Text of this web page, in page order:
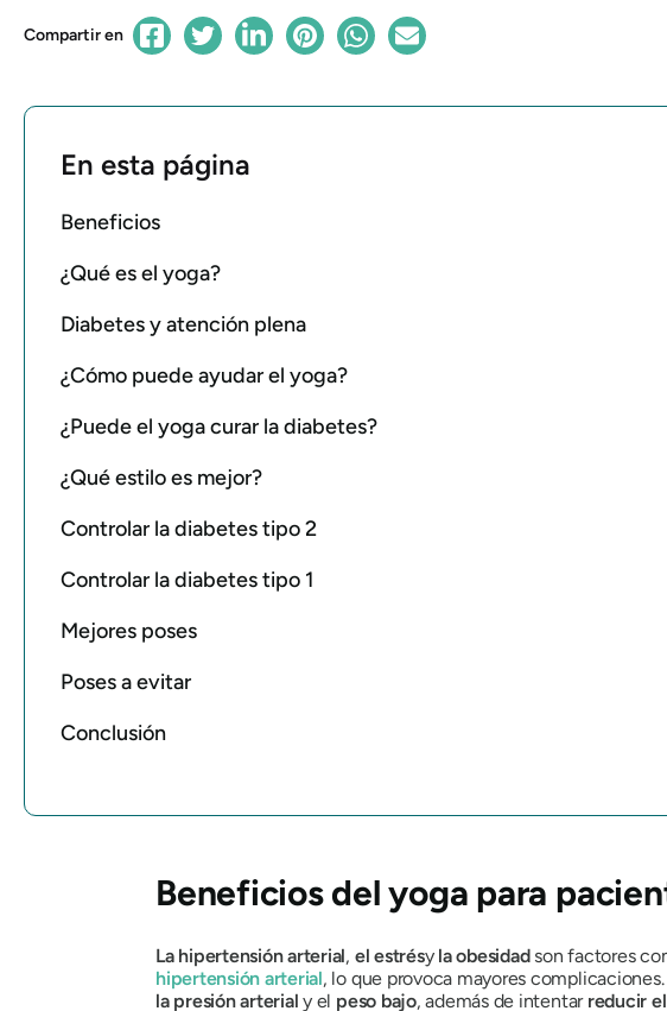
Compartir en
En esta página
Beneficios
¿Qué es el yoga?
Diabetes y atención plena
¿Cómo puede ayudar el yoga?
¿Puede el yoga curar la diabetes?
¿Qué estilo es mejor?
Controlar la diabetes tipo 2
Controlar la diabetes tipo 1
Mejores poses
Poses a evitar
Conclusión
Beneficios del yoga para
La hipertensión arterial, el estrésy la obesidadson factores
hipertensión arterial, lo que provoca mayores
la presión arterial y el peso bajo, además de intentar reducir